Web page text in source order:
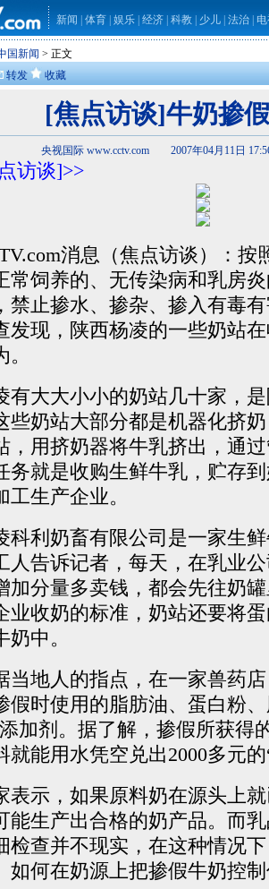
新闻 体育 娱乐 经济 科教 少儿 法治
国新闻 > 正文
转发 收藏
[焦点访谈]牛奶掺
央视国际 www.cctv.com 2007年04月11日
访谈]>>
消息（焦点访谈）：按
常饲养的、无传染病和乳房
禁止掺水、掺杂、掺入有毒
发现，陕西杨凌的一些奶站
大大小小的奶站几十家，是
些奶站大部分都是机器化挤
，用挤奶器将牛乳挤出，通
务就是收购生鲜牛乳，贮存
工生产企业。
利奶畜有限公司是一家生鲜
人告诉记者，每天，在乳业
加分量多卖钱，都会先往奶
业收奶的标准，奶站还要将
中。
地人的指点，在一家兽药店
假时使用的脂肪油、蛋白粉
加剂。据了解，掺假所获得
就能用水凭空兑出2000多元
示，如果原料奶在源头上就
能生产出合格的奶产品。而
检查并不现实，在这种情况
如何在奶源上把掺假牛奶控